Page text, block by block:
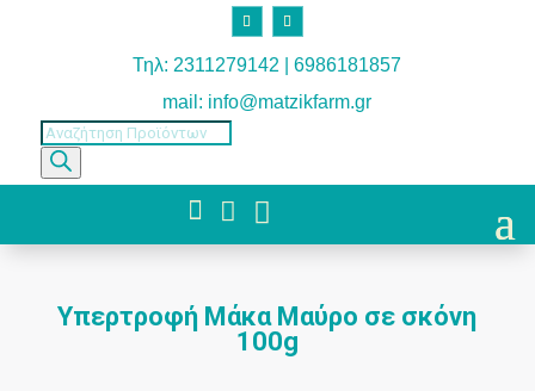
Τηλ: 2311279142 | 6986181857
mail: info@matzikfarm.gr
Products
search
  
Υπερτροφή Μάκα Μαύρο σε σκόνη
100g